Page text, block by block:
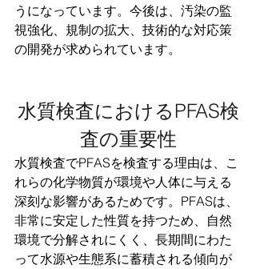
うになっています。今後は、汚染の監
視強化、規制の拡大、技術的な対応策
の開発が求められています。
水質検査におけるPFAS検
査の重要性
水質検査でPFASを検査する理由は、こ
れらの化学物質が環境や人体に与える
深刻な影響があるためです。PFASは、
非常に安定した性質を持つため、自然
環境で分解されにくく、長期間にわた
って水源や生態系に蓄積される傾向が